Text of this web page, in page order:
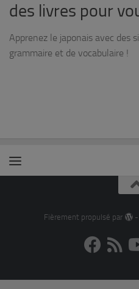
des livres pour
Apprenez le japonais avec des
grammaire et de vocabulaire !
Fièrement propulsé par -